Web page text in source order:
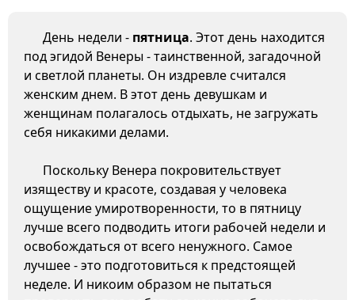
День недели - пятница. Этот день находится
под эгидой Венеры - таинственной, загадочной
и светлой планеты. Он издревле считался
женским днем. В этот день девушкам и
женщинам полагалось отдыхать, не загружать
себя никакими делами.
Поскольку Венера покровительствует
изяществу и красоте, создавая у человека
ощущение умиротворенности, то в пятницу
лучше всего подводить итоги рабочей недели и
освобождаться от всего ненужного. Самое
лучшее - это подготовиться к предстоящей
неделе. И никоим образом не пытаться